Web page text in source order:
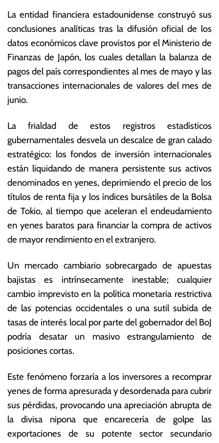
La entidad financiera estadounidense construyó sus
conclusiones analíticas tras la difusión oficial de los
datos económicos clave provistos por el Ministerio de
Finanzas de Japón, los cuales detallan la balanza de
pagos del país correspondientes al mes de mayo y las
transacciones internacionales de valores del mes de
junio.
La frialdad de estos registros estadísticos
gubernamentales desvela un descalce de gran calado
estratégico: los fondos de inversión internacionales
están liquidando de manera persistente sus activos
denominados en yenes, deprimiendo el precio de los
títulos de renta fija y los índices bursátiles de la Bolsa
de Tokio, al tiempo que aceleran el endeudamiento
en yenes baratos para financiar la compra de activos
de mayor rendimiento en el extranjero.
Un mercado cambiario sobrecargado de apuestas
bajistas es intrínsecamente inestable; cualquier
cambio imprevisto en la política monetaria restrictiva
de las potencias occidentales o una sutil subida de
tasas de interés local por parte del gobernador del BoJ
podría desatar un masivo estrangulamiento de
posiciones cortas.
Este fenómeno forzaría a los inversores a recomprar
yenes de forma apresurada y desordenada para cubrir
sus pérdidas, provocando una apreciación abrupta de
la divisa nipona que encarecería de golpe las
exportaciones de su potente sector secundario